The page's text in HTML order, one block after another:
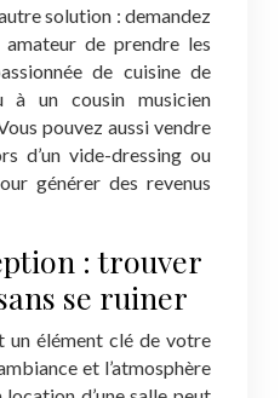
solution : demandez
de prendre les
de cuisine de
à un cousin musicien
pouvez aussi vendre
d’un vide-dressing ou
générer des revenus
: trouver
se ruiner
un élément clé de votre
et l’atmosphère